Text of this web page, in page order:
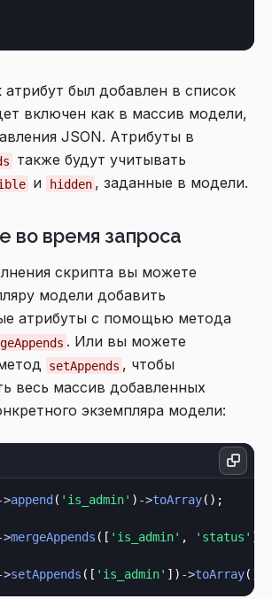
атрибут был добавлен в список
включен как в массив модели,
JSON. Атрибуты в
также будут учитывать
и hidden , заданные в модели.
во время запроса
скрипта вы можете
модели добавить
атрибуты с помощью метода
. Или вы можете
setAppends , чтобы
весь массив добавленных
экземпляра модели:
>append ( 'is_admin' ) ->toArray();
>mergeAppends ([ 'is_admin' , 'status' ])
>setAppends ([ 'is_admin' ]) ->toArray